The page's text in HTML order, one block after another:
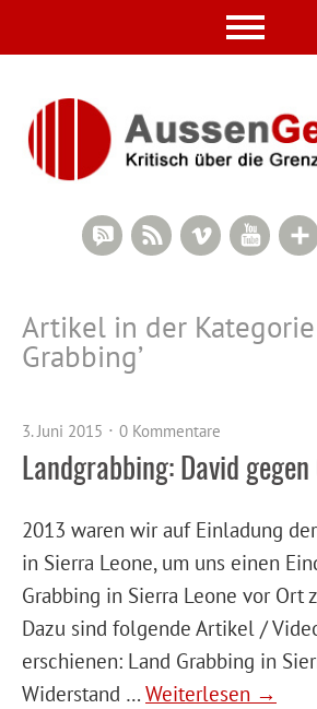
Vimeo
RSS Feed
RSS Comments
Artikel in der Kategorie
Grabbing’
3. Juni 2015 0 Kommentare
Landgrabbing: David
2013 waren wir auf Einladung
in Sierra Leone, um uns einen
Grabbing in Sierra Leone vor Ort
Dazu sind folgende Artikel /
erschienen: Land Grabbing in
Widerstand … Weiterlesen →